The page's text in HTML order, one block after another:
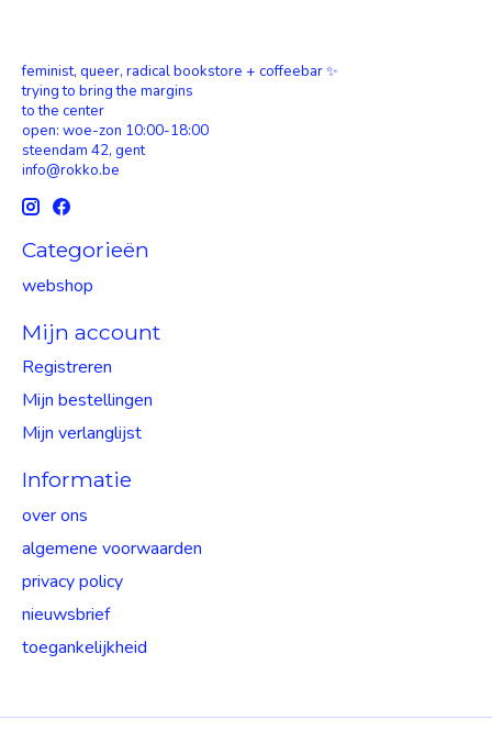
feminist, queer, radical bookstore + coffeebar ✨
trying to bring the margins
to the center
open: woe-zon 10:00-18:00
steendam 42, gent
info@rokko.be
Categorieën
webshop
Mijn account
Registreren
Mijn bestellingen
Mijn verlanglijst
Informatie
over ons
algemene voorwaarden
privacy policy
nieuwsbrief
toegankelijkheid